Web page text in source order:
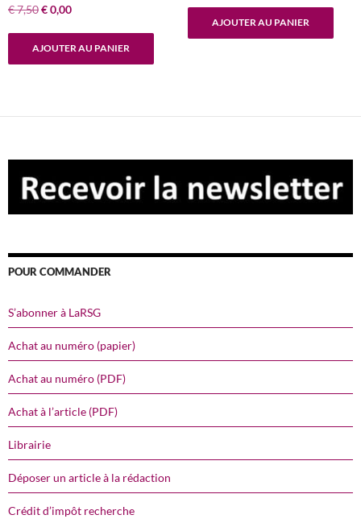
€7,50Le
€0,00Le
AJOUTER AU PANIER
AJOUTER AU PANIER
POUR COMMANDER
S’abonner à LaRSG
Achat au numéro (papier)
Achat au numéro (PDF)
Achat à l’article (PDF)
Librairie
Déposer un article à la rédaction
Crédit d’impôt recherche